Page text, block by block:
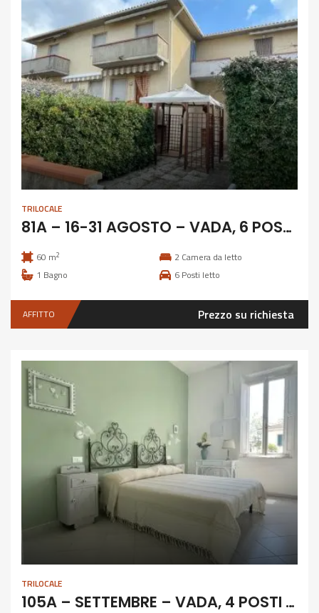
TRILOCALE
81A – 16-31 AGOSTO – VADA, 6 POSTI ZONA PIETRA BIANCA
60 m2 2 Camera da letto
1 Bagno 6 Posti letto
AFFITTO Prezzo su richiesta
TRILOCALE
105A – SETTEMBRE – VADA, 4 POSTI CLIMATIZZATO